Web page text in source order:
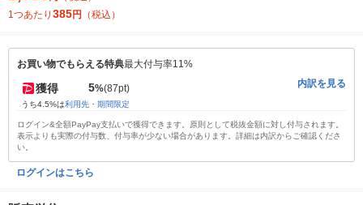
1つあたり 385円 （税込）
お買い物でもらえる特典最大付与率11%
獲得 5%(87pt)
うち4.5%は利用先・期間限定
内訳を見る
ログイン&全額PayPay支払いで獲得できます。原則として税抜金額に対し付与されます。
表示よりも実際の付与数、付与率が少ない場合があります。詳細は内訳からご確認くださ
い。
ログインはこちら